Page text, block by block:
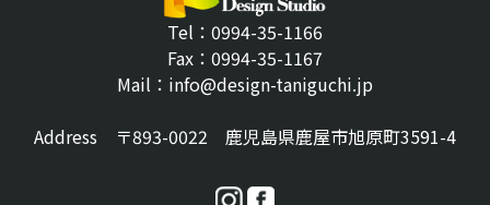
Tel：0994-35-1166
Fax：0994-35-1167
Mail：info@design-taniguchi.jp
Address 〒893-0022 鹿児島県鹿屋市旭原町3591-4